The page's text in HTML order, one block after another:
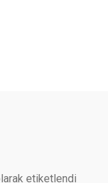
etiketlendi